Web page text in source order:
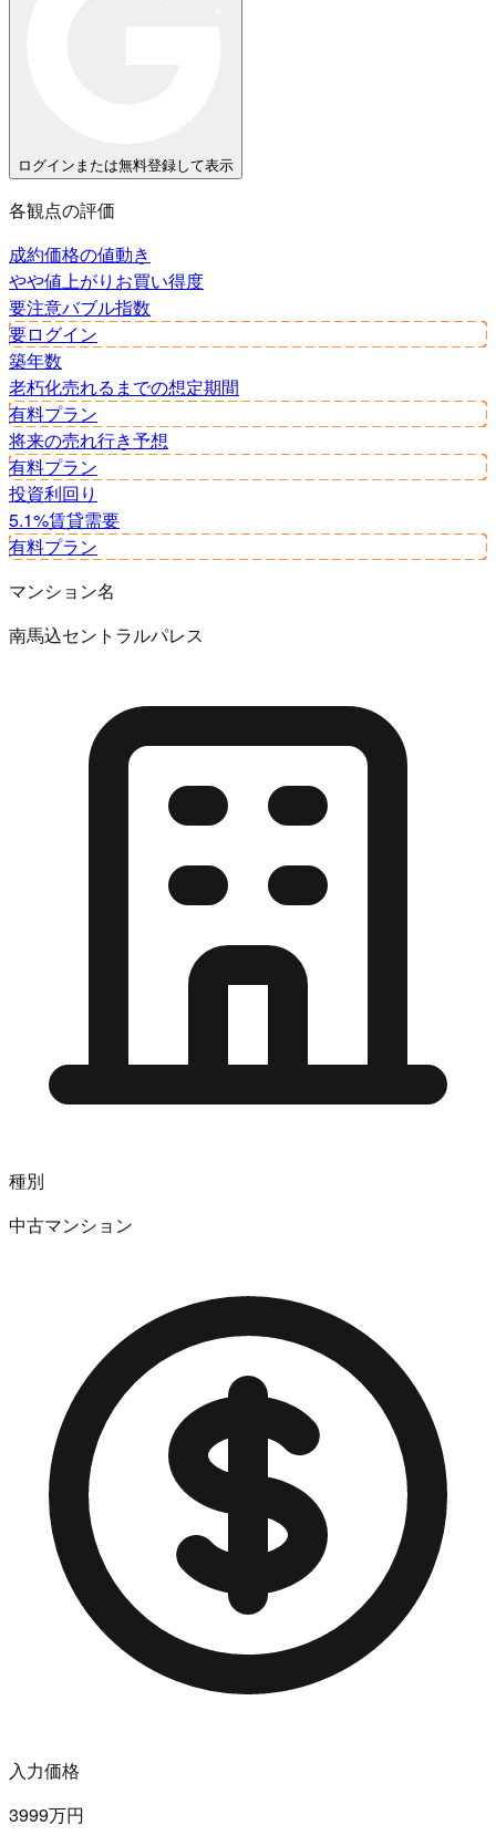
ログインまたは無料登録して表示
各観点の評価
成約価格の値動き
やや値上がり お買い得度
要注意バブル指数
要ログイン
築年数
老朽化売れるまでの想定期間
有料プラン
将来の売れ行き予想
有料プラン
投資利回り
5.1%賃貸需要
有料プラン
マンション名
南馬込セントラルパレス
種別
中古マンション
入力価格
3999万円